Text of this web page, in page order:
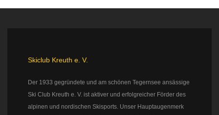
Skiclub Kreuth e. V.
Der 1933 gegründete und am schönen Tegernsee ansässige
Ski Club Kreuth e. V. ist aktiver und erfolgreicher Förder des
alpinen und nordischen Skisports. Unser Hauptaugenmerk